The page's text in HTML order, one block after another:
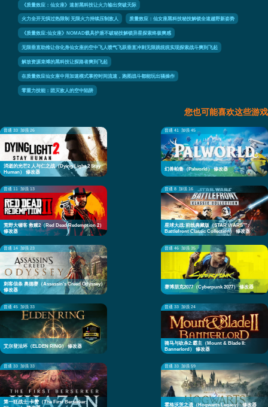
《质量效应：仙女座》速射黑科技让火力输出突破天际
火力全开无惧过热限制 无限火力持续压制敌人 质量效应：仙女座黑科技秘技解锁全速越野新姿势
《质量效应:仙女座》NOMAD载具护盾不破秘技解锁异星探索终极爽感
无限垂直助推让你化身仙女座的空中飞人喷气飞跃垂直冲刺无限跳统统实现探索战斗爽到飞起
解放资源束缚的黑科技让探路者爽到飞起
在质量效应仙女座中用加速模式掌控时间流速，跑图战斗都能玩出骚操作
零重力技能：团灭敌人的空中陷阱
您也可能喜欢这些游戏
普通 33 加强 26
消逝的光芒2 人与仁之战（Dying Light 2 Stay
Human） 修改器
普通 41 加强 45
幻兽帕鲁（Palworld） 修改器
普通 11 加强 13
荒野大镖客 救赎2（Red Dead Redemption 2）
修改器
普通 8 加强 16
星球大战:前线典藏版（STAR WARS™:
Battlefront Classic Collection） 修改器
普通 14 加强 23
刺客信条 奥德赛（Assassin's Creed Odyssey）
修改器
普通 46 加强 35
赛博朋克2077（Cyberpunk 2077） 修改器
普通 45 加强 33
艾尔登法环（ELDEN RING） 修改器
普通 33 加强 24
骑马与砍杀2:霸主（Mount & Blade II:
Bannerlord） 修改器
普通 33 加强 33
第一狂战士:卡赞（The First Berserker:
普通 33 加强 59
霍格沃茨之遗（Hogwarts Legacy） 修改器